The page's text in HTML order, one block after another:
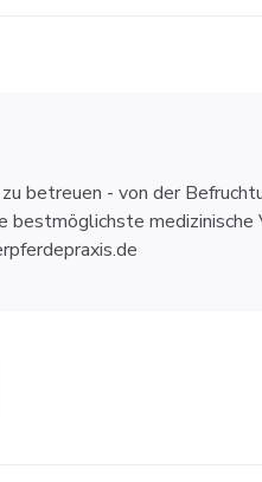
betreuen - von der
bestmöglichste medizinische